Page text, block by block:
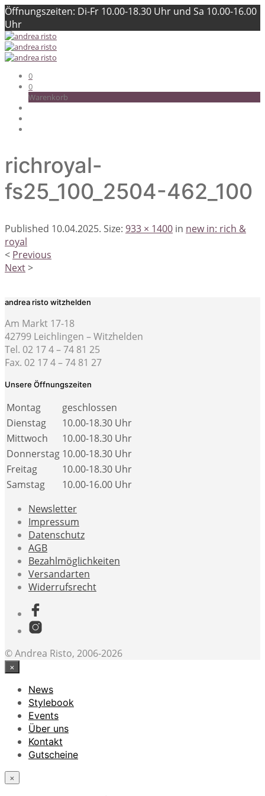
Öffnungszeiten: Di-Fr 10.00-18.30 Uhr und Sa 10.00-16.00
Uhr
0
0
Warenkorb
richroyal-
fs25_100_2504-462_100
Published 10.04.2025. Size: 933 × 1400 in new in: rich &
royal
< Previous
Next>
andrea risto witzhelden
Am Markt 17-18
42799 Leichlingen – Witzhelden
Tel. 02 17 4 – 74 81 25
Fax. 02 17 4 – 74 81 27
Unsere Öffnungszeiten
Montag
geschlossen
Dienstag
10.00-18.30 Uhr
Mittwoch
10.00-18.30 Uhr
Donnerstag 10.00-18.30 Uhr
Freitag
10.00-18.30 Uhr
Samstag
10.00-16.00 Uhr
Newsletter
Impressum
Datenschutz
AGB
Bezahlmöglichkeiten
Versandarten
Widerrufsrecht
© Andrea Risto, 2006-2026
×
News
Stylebook
Events
Über uns
Kontakt
Gutscheine
×